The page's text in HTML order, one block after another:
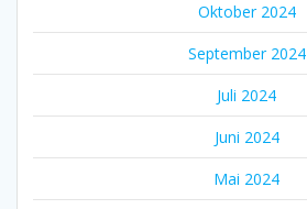
Oktober 2024
September 2024
Juli 2024
Juni 2024
Mai 2024